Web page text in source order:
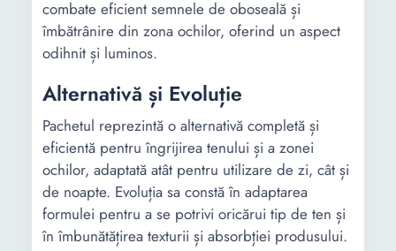
combate eficient semnele de oboseală și
îmbătrânire din zona ochilor, oferind un aspect
odihnit și luminos.
Alternativă și Evoluție
Pachetul reprezintă o alternativă completă și
eficientă pentru îngrijirea tenului și a zonei
ochilor, adaptată atât pentru utilizare de zi, cât și
de noapte. Evoluția sa constă în adaptarea
formulei pentru a se potrivi oricărui tip de ten și
în îmbunătățirea texturii și absorbției produsului.